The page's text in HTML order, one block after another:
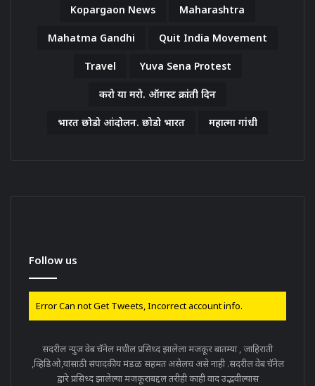
Kopargaon News Maharashtra
Mahatma Gandhi Quit India Movement
Travel Yuva Sena Protest
करो या मरो. ऑगस्ट क्रांती दिन
भारत छोडो आंदोलन. छोडो भारत महात्मा गांधी
Follow us
Error Can not Get Tweets, Incorrect account info.
सदरील न्युज वेब चॅनेल मधील प्रसिध्द झालेला मजकूर बातम्या , जाहिराती
,व्हिडिओ,यांसाठी संपादकीय मंडळ सहमत असेलच असे नाही .सदरील वेब चॅनेल
द्वारे प्रसिध्द झालेल्या मजकूराबद्दल तरीही काही वाद उद्भवील्यास